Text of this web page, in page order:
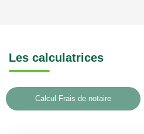
Les calculatrices
Calcul Frais de notaire